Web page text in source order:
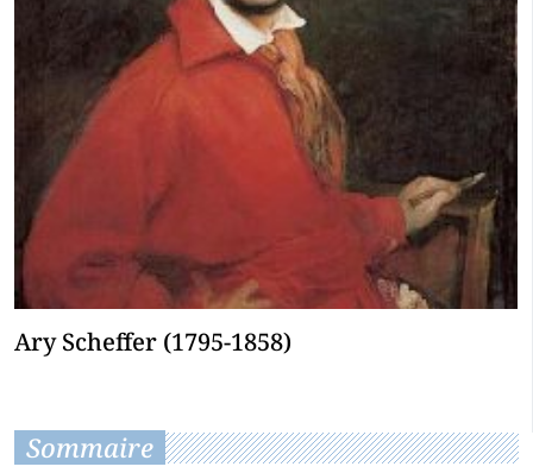
Ary Scheffer (1795-1858)
Sommaire